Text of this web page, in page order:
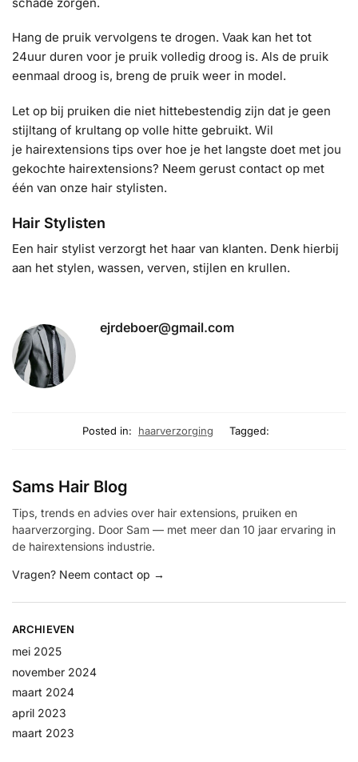
Hang de pruik vervolgens te drogen. Vaak kan het tot
24uur duren voor je pruik volledig droog is. Als de pruik
eenmaal droog is, breng de pruik weer in model.
Let op bij pruiken die niet hittebestendig zijn dat je geen
stijltang of krultang op volle hitte gebruikt. Wil
je hairextensions tips over hoe je het langste doet met jou
gekochte hairextensions? Neem gerust contact op met
één van onze hair stylisten.
Hair Stylisten
Een hair stylist verzorgt het haar van klanten. Denk hierbij
aan het stylen, wassen, verven, stijlen en krullen.
ejrdeboer@gmail.com
Posted in: haarverzorging Tagged:
Sams Hair Blog
Tips, trends en advies over hair extensions, pruiken en
haarverzorging. Door Sam — met meer dan 10 jaar ervaring in
de hairextensions industrie.
Vragen? Neem contact op →
ARCHIEVEN
mei 2025
november 2024
maart 2024
april 2023
maart 2023